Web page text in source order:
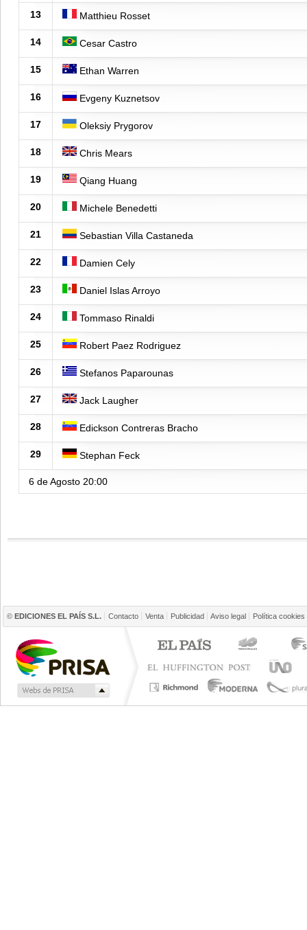
13 Matthieu Rosset
14 Cesar Castro
15 Ethan Warren
16 Evgeny Kuznetsov
17 Oleksiy Prygorov
18 Chris Mears
19 Qiang Huang
20 Michele Benedetti
21 Sebastian Villa Castaneda
22 Damien Cely
23 Daniel Islas Arroyo
24 Tommaso Rinaldi
25 Robert Paez Rodriguez
26 Stefanos Paparounas
27 Jack Laugher
28 Edickson Contreras Bracho
29 Stephan Feck
6 de Agosto 20:00
© EDICIONES EL PAÍS S.L. Contacto Venta Publicidad Aviso legal Política cookies